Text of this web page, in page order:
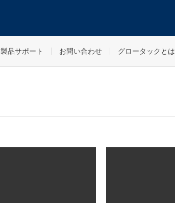
製品サポート お問い合わせ グロータックとは